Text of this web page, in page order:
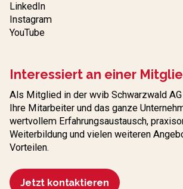
LinkedIn
Instagram
YouTube
Interessiert an einer
Als Mitglied in der wvib Schwarzwald
Ihre Mitarbeiter und das ganze
wertvollem Erfahrungs­austausch,
Weiterbildung und vielen weiteren
Vorteilen.
Jetzt kontaktieren